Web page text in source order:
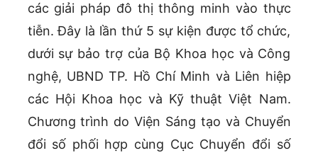
các giải pháp đô thị thông minh vào thực
tiễn. Đây là lần thứ 5 sự kiện được tổ chức,
dưới sự bảo trợ của Bộ Khoa học và Công
nghệ, UBND TP. Hồ Chí Minh và Liên hiệp
các Hội Khoa học và Kỹ thuật Việt Nam.
Chương trình do Viện Sáng tạo và Chuyển
đổi số phối hợp cùng Cục Chuyển đổi số